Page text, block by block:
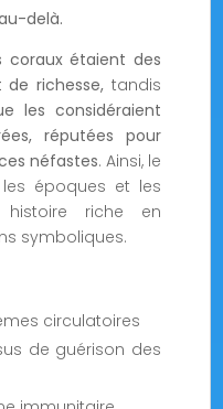
delà.
coraux étaient des
richesse, tandis
les considéraient
réputées pour
néfastes. Ainsi, le
époques et les
histoire riche en
symboliques.
circulatoires
de guérison des